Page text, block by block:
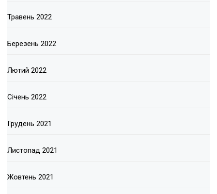
Травень 2022
Березень 2022
Лютий 2022
Січень 2022
Грудень 2021
Листопад 2021
Жовтень 2021